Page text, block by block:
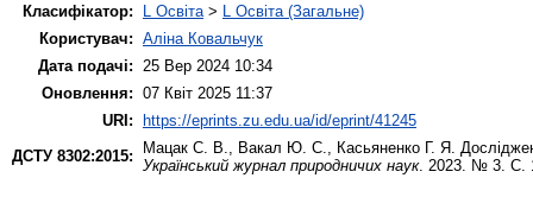
Класифікатор:
L Освіта> L Освіта (Загальне)
Користувач: Аліна Ковальчук
Дата подачі: 25 Вер 2024 10:34
Оновлення: 07 Квіт 2025 11:37
URI:
https://eprints.zu.edu.ua/id/eprint/41245
ДСТУ 8302:2015:
Мацак С. В., Вакал Ю. С., Касьяненко Г. Я.
Український журнал природничих наук. 2023. № 3. С.